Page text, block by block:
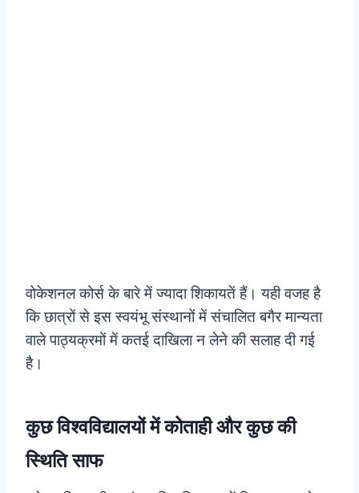
वोकेशनल कोर्स के बारे में ज्यादा शिकायतें हैं। यही वजह है
कि छात्रों से इस स्वयंभू संस्थानों में संचालित बगैर मान्यता
वाले पाठ्यक्रमों में कतई दाखिला न लेने की सलाह दी गई
है।
कुछ विश्वविद्यालयों में कोताही और कुछ की
स्थिति साफ